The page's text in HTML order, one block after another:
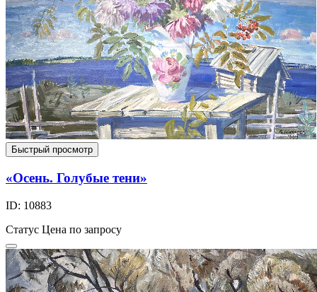
Быстрый просмотр
«Осень. Голубые тени»
ID: 10883
Статус Цена по запросу